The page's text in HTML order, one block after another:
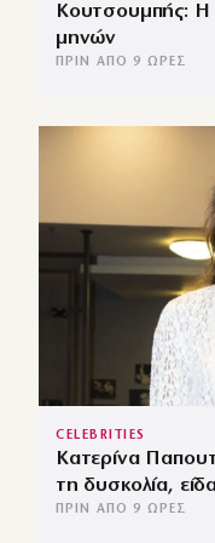
Κουτσουμπής: Η
μηνών
ΠΡΙΝ ΑΠΌ 9 ΏΡΕΣ
CELEBRITIES
Κατερίνα
τη δυσκολία,
ΠΡΙΝ ΑΠΌ 9 ΏΡΕΣ